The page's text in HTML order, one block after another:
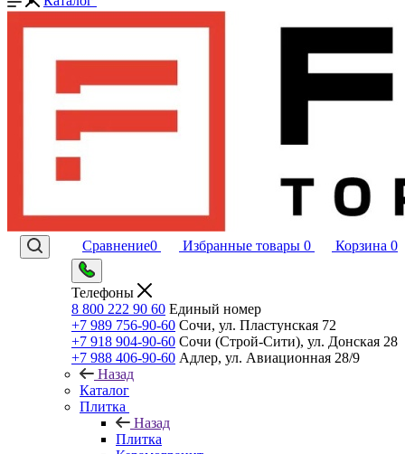
Сравнение0 Избранные товары 0 Корзина 0
Телефоны
8 800 222 90 60 Единый номер
+7 989 756-90-60 Сочи, ул. Пластунская 72
+7 918 904-90-60 Сочи (Строй-Сити), ул. Донская 28
+7 988 406-90-60 Адлер, ул. Авиационная 28/9
Назад
Каталог
Плитка
Назад
Плитка